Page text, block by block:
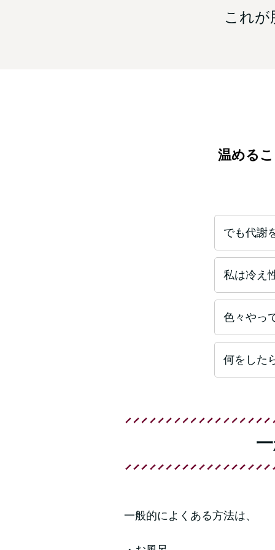
これが
温める
でも代謝
私は冷え
色々やっ
何をした
一般的によくある方法は、